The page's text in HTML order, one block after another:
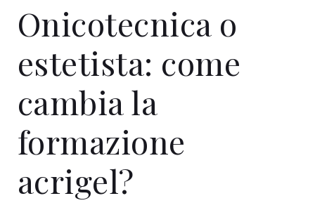
Onicotecnica o
estetista: come
cambia la
formazione
acrigel?